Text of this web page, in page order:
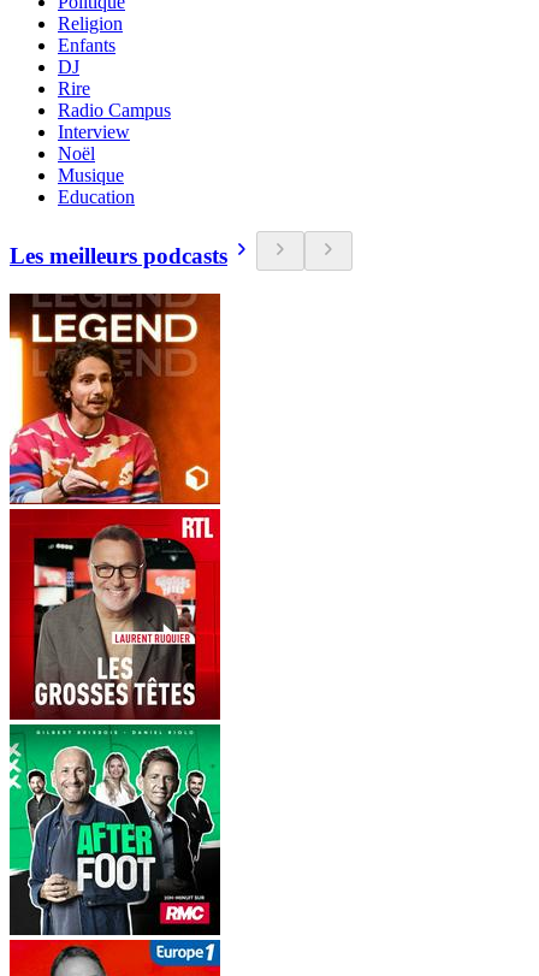
Religion
Enfants
DJ
Rire
Radio Campus
Interview
Noël
Musique
Education
Les meilleurs podcasts